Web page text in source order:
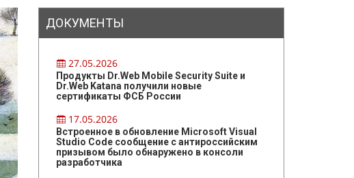
ДОКУМЕНТЫ
27.05.2026
Продукты Dr.Web Mobile Security Suite и
Dr.Web Katana получили новые
сертификаты ФСБ России
17.05.2026
Встроенное в обновление Microsoft Visual
Studio Code сообщение с антироссийским
призывом было обнаружено в консоли
разработчика